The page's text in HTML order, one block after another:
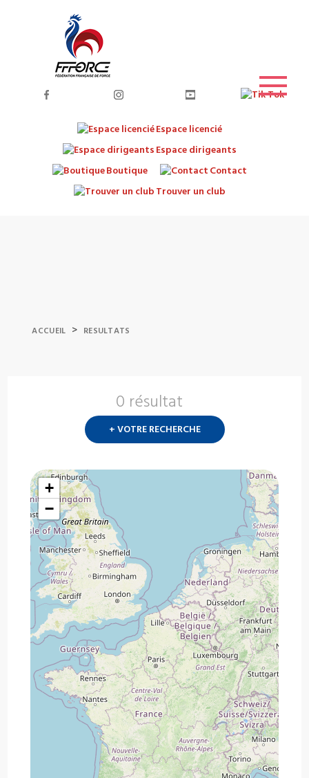
Espace licencié
Espace dirigeants
Boutique
Contact
Trouver un club
ACCUEIL > RESULTATS
0 résultat
+ VOTRE RECHERCHE
+
−